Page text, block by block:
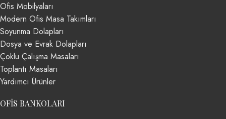
Ofis Mobilyaları
Modern Ofis Masa Takımları
Soyunma Dolapları
Dosya ve Evrak Dolapları
Çoklu Çalışma Masaları
Toplantı Masaları
Yardımcı Ürünler
OFIS BANKOLARI